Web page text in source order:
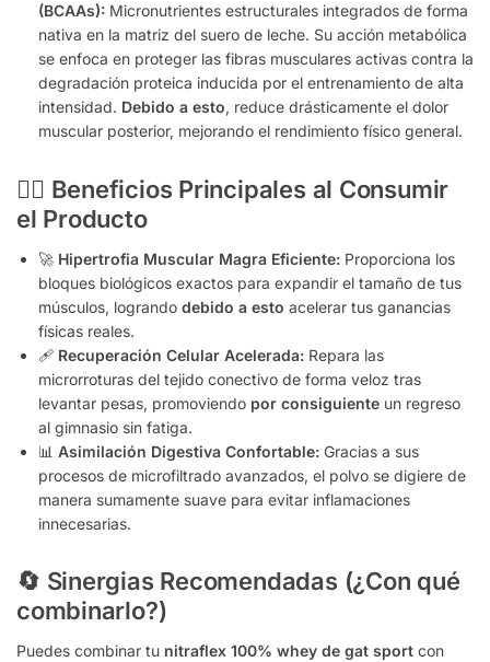
(BCAAs): Micronutrientes estructurales integrados de forma
nativa en la matriz del suero de leche. Su acción metabólica
se enfoca en proteger las fibras musculares activas contra la
degradación proteica inducida por el entrenamiento de alta
intensidad. Debido a esto, reduce drásticamente el dolor
muscular posterior, mejorando el rendimiento físico general.
🏋️‍♂️ Beneficios Principales al Consumir
el Producto
🚀 Hipertrofia Muscular Magra Eficiente: Proporciona los
bloques biológicos exactos para expandir el tamaño de tus
músculos, logrando debido a esto acelerar tus ganancias
físicas reales.
🩹 Recuperación Celular Acelerada: Repara las
microrroturas del tejido conectivo de forma veloz tras
levantar pesas, promoviendo por consiguiente un regreso
al gimnasio sin fatiga.
📊 Asimilación Digestiva Confortable: Gracias a sus
procesos de microfiltrado avanzados, el polvo se digiere de
manera sumamente suave para evitar inflamaciones
innecesarias.
🔄 Sinergias Recomendadas (¿Con qué
combinarlo?)
Puedes combinar tu nitraflex 100% whey de gat sport con